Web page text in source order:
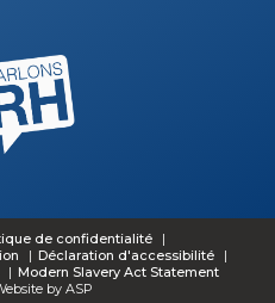
de confidentialité
Déclaration d'accessibilité
Modern Slavery Act Statement
by ASP